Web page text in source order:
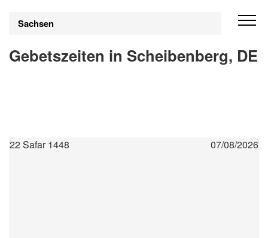
Sachsen
Gebetszeiten in Scheibenberg, DE
22 Safar 1448 07/08/2026